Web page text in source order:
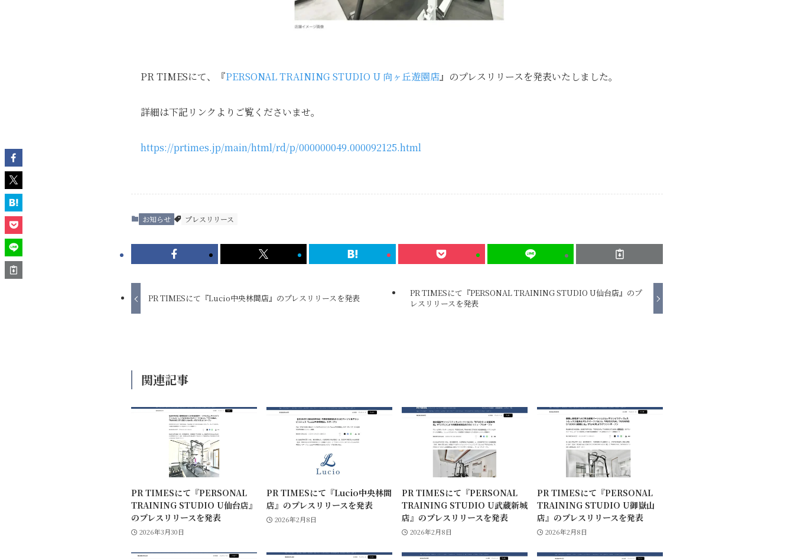
PR TIMESにて、『PERSONAL TRAINING STUDIO U 向ヶ丘遊園店』のプレスリリースを発表いたしました。
詳細は下記リンクよりご覧くださいませ。
https://prtimes.jp/main/html/rd/p/000000049.000092125.html
お知らせ プレスリリース
PR TIMESにて『Lucio中央林間店』のプレスリリースを発表
PR TIMESにて『PERSONAL TRAINING STUDIO U仙台店』のプ
レスリリースを発表
関連記事
PR TIMESにて『PERSONAL
TRAINING STUDIO U仙台店』
のプレスリリースを発表
2026年3月30日
PR TIMESにて『Lucio中央林間
店』のプレスリリースを発表
2026年2月8日
PR TIMESにて『PERSONAL
TRAINING STUDIO U武蔵新城
店』のプレスリリースを発表
2026年2月8日
PR TIMESにて『PERSONAL
TRAINING STUDIO U御嶽山
店』のプレスリリースを発表
2026年2月8日